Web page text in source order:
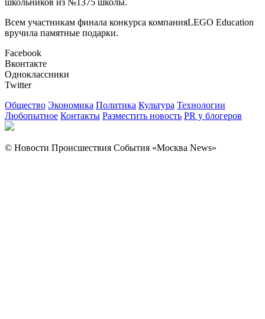
школьников из №1375 школы.
Всем участникам финала конкурса компанияLEGO Education
вручила памятные подарки.
Facebook
Вконтакте
Одноклассники
Twitter
Общество Экономика Политика Культура Технологии
Любопытное Контакты Разместить новость PR у блогеров
© Новости Происшествия События «Москва News»